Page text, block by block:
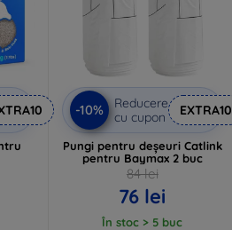
-10%
Reducere
cu cupon
EXTRA10
Pungi pentru deșeuri Catlink
pentru Baymax 2 buc
84 lei
76 lei
În stoc > 5 buc